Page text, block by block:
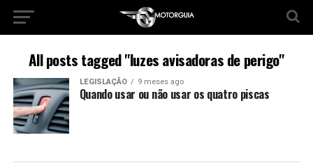
All posts tagged "luzes avisadoras de perigo"
LEGISLAÇÃO 9 meses ago
Quando usar ou não usar os quatro piscas